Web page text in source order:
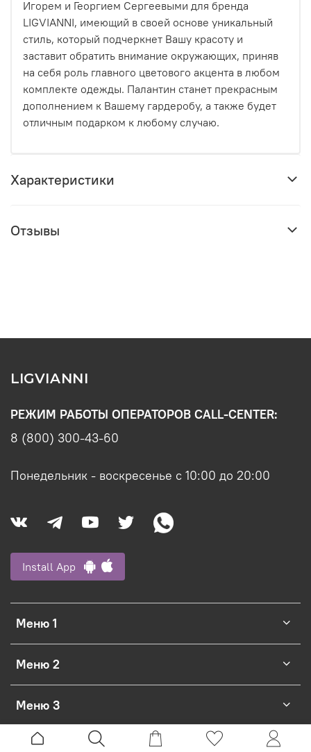
Игорем и Георгием Сергеевыми для бренда
LIGVIANNI, имеющий в своей основе уникальный
стиль, который подчеркнет Вашу красоту и
заставит обратить внимание окружающих, приняв
на себя роль главного цветового акцента в любом
комплекте одежды. Палантин станет прекрасным
дополнением к Вашему гардеробу, а также будет
отличным подарком к любому случаю.
Характеристики
Отзывы
LIGVIANNI
Меню 1
Меню 2
Меню 3
РЕЖИМ РАБОТЫ ОПЕРАТОРОВ CALL-CENTER:
8 (800) 300-43-60
Понедельник - воскресенье с 10:00 до 20:00
Install App